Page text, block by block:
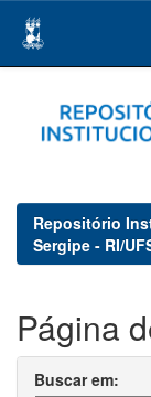
navigation
Repositório
Sergipe - RI/
Página
Buscar em: